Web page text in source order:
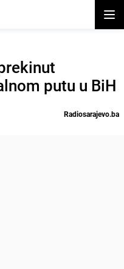
putu u BiH
Radiosarajevo.ba